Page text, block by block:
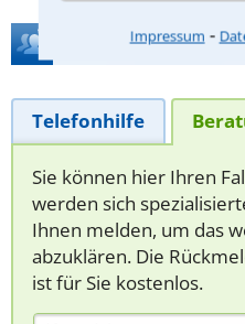
Impressum ⁃
Hilfe bei Ihrer
Telefonhilfe
Sie können hier Ihren
werden sich
Ihnen melden, um das
abzuklären. Die
ist für Sie kostenlos.